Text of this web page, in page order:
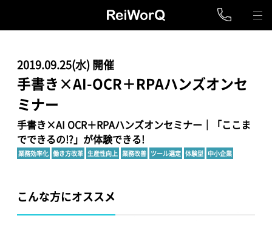
2019.09.25(水) 開催
手書き×AI-OCR＋RPAハンズオンセ
ミナー
手書き×AI OCR＋RPAハンズオンセミナー｜「ここま
でできるの!?」が体験できる!
業務効率化 働き方改革 生産性向上 業務改善 ツール選定 体験型 中小企業
こんな方にオススメ